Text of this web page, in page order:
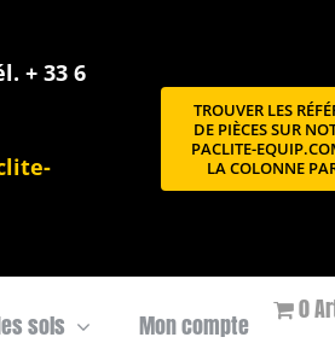
+ 33 6
TROUVER LES
DE PIÈCES SUR
PACLITE-
LA COLONNE
sols Mon compte
0